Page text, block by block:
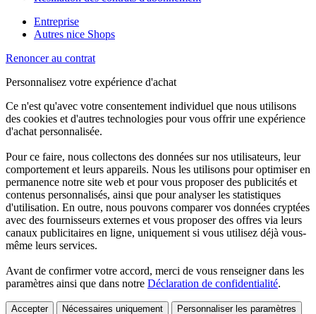
Entreprise
Autres nice Shops
Renoncer au contrat
Personnalisez votre expérience d'achat
Ce n'est qu'avec votre consentement individuel que nous utilisons
des cookies et d'autres technologies pour vous offrir une expérience
d'achat personnalisée.
Pour ce faire, nous collectons des données sur nos utilisateurs, leur
comportement et leurs appareils. Nous les utilisons pour optimiser en
permanence notre site web et pour vous proposer des publicités et
contenus personnalisés, ainsi que pour analyser les statistiques
d'utilisation. En outre, nous pouvons comparer vos données cryptées
avec des fournisseurs externes et vous proposer des offres via leurs
canaux publicitaires en ligne, uniquement si vous utilisez déjà vous-
même leurs services.
Avant de confirmer votre accord, merci de vous renseigner dans les
paramètres ainsi que dans notre Déclaration de confidentialité.
Accepter Nécessaires uniquement Personnaliser les paramètres